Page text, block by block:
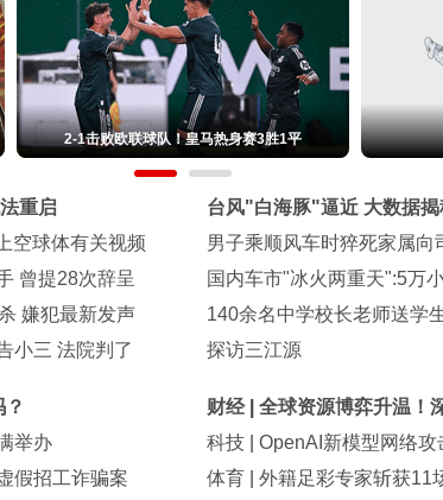
增配激光雷达 全新一代smart精灵1号限时权益价
14.99万起
金
重启
空球体有关视频
曾提28次辞呈
嫌犯最新发声
小三 法院判了
台风"白海豚"逼近 大数据
男子乘顺风车时猝死家属向
国内车市"冰火两重天":5万
140余名中学校长老师送学
探访三江源
举办
假招工诈骗案
财经
全球资源博弈升温！
科技
OpenAI新模型网络
体育
外籍足彩专家斩获11